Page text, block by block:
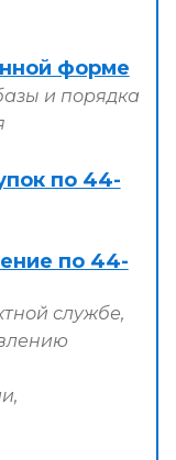
форме
и порядка
по 44-
по 44-
службе,